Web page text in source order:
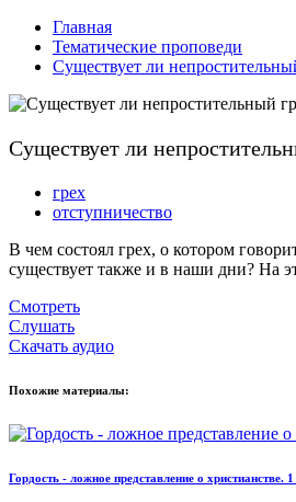
Главная
Тематические проповеди
Существует ли
Существует ли
грех
отступничество
В чем состоял грех, о котором
существует также и в наши дни? На
Смотреть
Слушать
Скачать аудио
Похожие материалы:
Гордость - ложное представление о